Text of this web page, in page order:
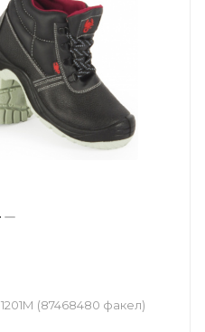
1201М (87468480 факел)